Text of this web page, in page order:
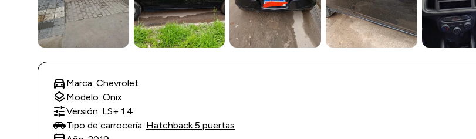
directions_car Marca: Chevrolet
layers Modelo: Onix
tuneVersión: LS+ 1.4
Tipo de carrocería: Hatchback 5 puertas